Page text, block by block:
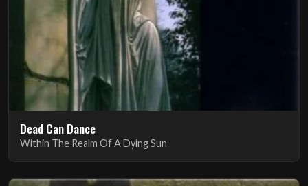
Dead Can Dance
Within The Realm Of A Dying Sun